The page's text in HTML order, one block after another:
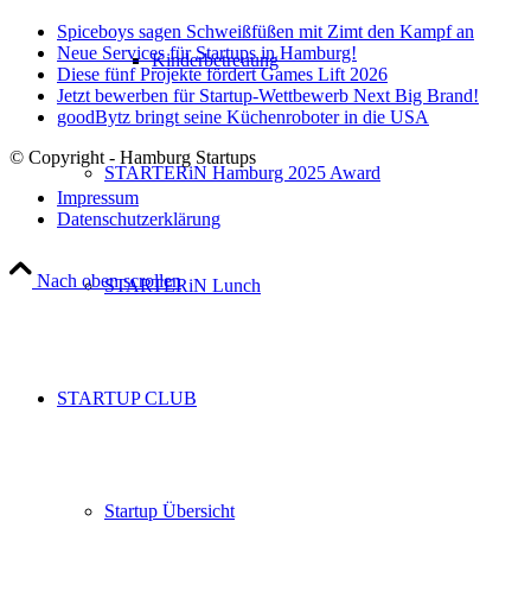
Kinderbetreuung
STARTERiN Hamburg 2025 Award
STARTERiN Lunch
STARTUP CLUB
Startup Übersicht
Spiceboys sagen Schweißfüßen mit Zimt den Kampf an
Neue Services für Startups in Hamburg!
Diese fünf Projekte fördert Games Lift 2026
Jetzt bewerben für Startup-Wettbewerb Next Big Brand!
goodBytz bringt seine Küchenroboter in die USA
© Copyright - Hamburg Startups
Impressum
Datenschutzerklärung
Nach oben scrollen